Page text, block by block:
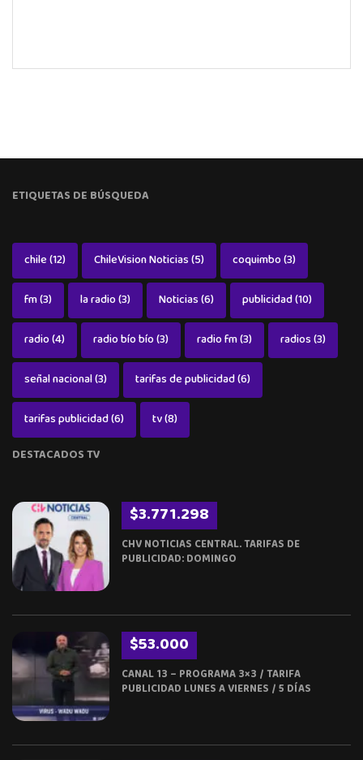
ETIQUETAS DE BÚSQUEDA
chile(12) ChileVision Noticias(5) coquimbo(3)
fm(3) la radio(3) Noticias(6) publicidad(10)
radio(4) radio bío bío(3) radio fm(3) radios(3)
señal nacional(3) tarifas de publicidad(6)
tarifas publicidad(6) tv(8)
DESTACADOS TV
$3.771.298
CHV NOTICIAS CENTRAL. TARIFAS DE
PUBLICIDAD: DOMINGO
$53.000
CANAL 13 – PROGRAMA 3×3 / TARIFA
PUBLICIDAD LUNES A VIERNES / 5 DÍAS